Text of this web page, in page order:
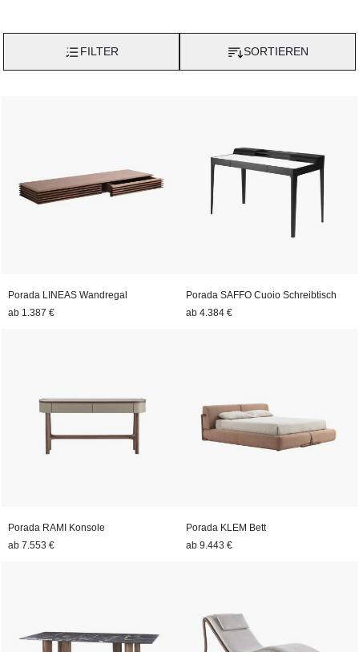
FILTER SORTIEREN
Porada LINEAS Wandregal
ab 1.387 €
Porada SAFFO Cuoio Schreibtisch
ab 4.384 €
Porada RAMI Konsole
ab 7.553 €
Porada KLEM Bett
ab 9.443 €